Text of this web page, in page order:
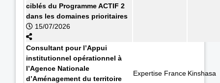
ciblés du Programme ACTIF 2
dans les domaines prioritaires
15/07/2026
Consultant pour l’Appui
institutionnel opérationnel à
l’Agence Nationale
d’Aménagement du territoire
Expertise France Kinshasa